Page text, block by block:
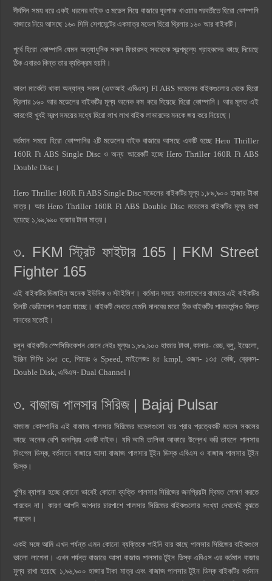
দীর্ঘদিন সময় ধরে একই ধরনের বাইক ও মডেল নিয়ে বাজারে ঘুরপাক খাওয়ার পরবর্তীতে হিরো কোম্পানি
বাজারে নিয়ে আসছে ১৬০ সিসি সেগমেন্টের একমাত্র মডেল হিরো থ্রিলার ১৬০ আর বাইকটি।
পূর্বে হিরো কোম্পানি যেমন অত্যাধুনিক সকল ফিচারসহ সবথেকে স্বল্পমূল্যে গ্রাহকদের কাছে দিয়েছে
ঠিক এবারও কিন্ত তার ব্যতিক্রম হয়নি।
কারণ মার্কেটে থাকা অন্যান্য সকল (এফআই এবিএস) FI ABS মডেলের বাইকগুলোর থেকে হিরো
থ্রিলার ১৬০ আর মডেলের বাইকটির মূল্য অনেক কম করে দিয়েছে হিরো কোম্পানি। আর মূলত এই
কারণেই খুবই স্বল্প সময়ের মধ্যে হিরো লাখ লাখ বাইক লাভারদের মনকে জয় করে নিয়েছে।
বর্তমান সময়ে হিরো কোম্পানির ২টি মডেলের বাইক বাজারে আসছে একটি হচ্ছে Hero Thriller
160R Fi ABS Single Disc ও অন্য আরেকটি হচ্ছে Hero Thriller 160R Fi ABS
Double Disc।
Hero Thriller 160R Fi ABS Single Disc মডেলের বাইকটির মূল্য ১,৮৯,৯০০ হাজার টাকা
মাত্র। আর Hero Thriller 160R Fi ABS Double Disc মডেলের বাইকটির মূল্য রাখা
হয়েছে ১,৯৯,৯৯০ হাজার টাকা মাত্র।
৩. FKM স্ট্রিট ফাইটার 165 | FKM Street
Fighter 165
এই বাইকটির ডিজাইন অনেক ইউনিক ও স্টাইলিশ। বর্তমান সময়ে বাংলাদেশের বাজারে এই বাইকটির
তিনটি ভেরিয়েশন পাওয়া যাচ্ছে। বাইকটি দেখতে যেমনি দানবের মতো ঠিক বাইকটির পারফর্মেন্সও কিন্ত
দানবের মতোই।
চলুন বাইকটির স্পেসিফিকেশন জেনে নেইঃ মূল্যঃ ১,৮৯,৯০০ হাজার টাকা, কালার- রেড, ব্লু, ইয়েলো,
ইঞ্জিন সিসিঃ ১৬৫ cc, গিয়ারঃ ৬ Speed, মাইলেজঃ ৪৫ kmpl, ওজন- ১৩৫ কেজি, ব্রেকস-
Double Disk, এবিএস- Dual Channel।
৩. বাজাজ পালসার সিরিজ | Bajaj Pulsar
বাজাজ কোম্পানির এই বাজাজ পালসার সিরিজের মডেলগুলো যার প্রায় প্রত্যেকটি মডেল সকলের
কাছে অনেক বেশি জনপ্রিয় একটি বাইক। যদি আমি তালিকা আকারে উল্লেখ করি তাহলে পালসার
সিংগেল ডিস্ক, বর্তমানে বাজারে আসা বাজাজ পালসার টুইন ডিস্ক এবিএস ও বাজাজ পালসার টুইন
ডিস্ক।
খুশির ব্যাপার হচ্ছে কোনো ভাবেই কোনো ব্যক্তি পালসার সিরিজের জনপ্রিয়টা দ্বিমত পোষণ করতে
পারবেন না। কারণ আপনি আপনার চারপাশে পালসার সিরিজের বাইকগুলোর সংখ্যা দেখলেই বুঝতে
পারবেন।
একই সঙ্গে আমি এখন পর্যন্ত এমন কোনো ব্যক্তিকে পাইনি যার কাছে পালসার সিরিজের বাইকগুলে
ভালো লাগেনা। এখন পর্যন্ত বাজারে আসা বাজাজ পালসার টুইন ডিস্ক এবিএস এর বর্তমান বাজার
মুল্য রাখা হয়েছে ১,৯৬,৯০০ হাজার টাকা মাত্র এবং বাজাজ পালসার টুইন ডিস্ক বাইকটির বর্তমান